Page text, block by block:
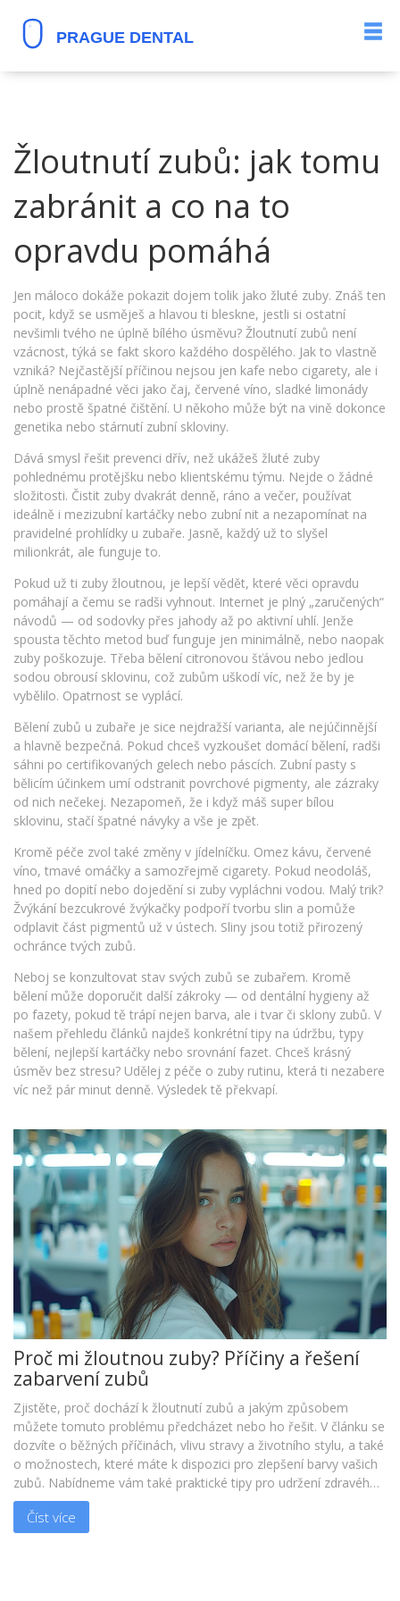
Žloutnutí zubů: jak tomu
zabránit a co na to
opravdu pomáhá
Jen máloco dokáže pokazit dojem tolik jako žluté zuby. Znáš ten
pocit, když se usměješ a hlavou ti bleskne, jestli si ostatní
nevšimli tvého ne úplně bílého úsměvu? Žloutnutí zubů není
vzácnost, týká se fakt skoro každého dospělého. Jak to vlastně
vzniká? Nejčastější příčinou nejsou jen kafe nebo cigarety, ale i
úplně nenápadné věci jako čaj, červené víno, sladké limonády
nebo prostě špatné čištění. U někoho může být na vině dokonce
genetika nebo stárnutí zubní skloviny.
Dává smysl řešit prevenci dřív, než ukážeš žluté zuby
pohlednému protějšku nebo klientskému týmu. Nejde o žádné
složitosti. Čistit zuby dvakrát denně, ráno a večer, používat
ideálně i mezizubní kartáčky nebo zubní nit a nezapomínat na
pravidelné prohlídky u zubaře. Jasně, každý už to slyšel
milionkrát, ale funguje to.
Pokud už ti zuby žloutnou, je lepší vědět, které věci opravdu
pomáhají a čemu se radši vyhnout. Internet je plný „zaručených“
návodů — od sodovky přes jahody až po aktivní uhlí. Jenže
spousta těchto metod buď funguje jen minimálně, nebo naopak
zuby poškozuje. Třeba bělení citronovou šťávou nebo jedlou
sodou obrousí sklovinu, což zubům uškodí víc, než že by je
vybělilo. Opatrnost se vyplácí.
Bělení zubů u zubaře je sice nejdražší varianta, ale nejúčinnější
a hlavně bezpečná. Pokud chceš vyzkoušet domácí bělení, radši
sáhni po certifikovaných gelech nebo páscích. Zubní pasty s
bělicím účinkem umí odstranit povrchové pigmenty, ale zázraky
od nich nečekej. Nezapomeň, že i když máš super bílou
sklovinu, stačí špatné návyky a vše je zpět.
Kromě péče zvol také změny v jídelníčku. Omez kávu, červené
víno, tmavé omáčky a samozřejmě cigarety. Pokud neodoláš,
hned po dopití nebo dojedění si zuby vypláchni vodou. Malý trik?
Žvýkání bezcukrové žvýkačky podpoří tvorbu slin a pomůže
odplavit část pigmentů už v ústech. Sliny jsou totiž přirozený
ochránce tvých zubů.
Neboj se konzultovat stav svých zubů se zubařem. Kromě
bělení může doporučit další zákroky — od dentální hygieny až
po fazety, pokud tě trápí nejen barva, ale i tvar či sklony zubů. V
našem přehledu článků najdeš konkrétní tipy na údržbu, typy
bělení, nejlepší kartáčky nebo srovnání fazet. Chceš krásný
úsměv bez stresu? Udělej z péče o zuby rutinu, která ti nezabere
víc než pár minut denně. Výsledek tě překvapí.
Proč mi žloutnou zuby? Příčiny a řešení
zabarvení zubů
Zjistěte, proč dochází k žloutnutí zubů a jakým způsobem
můžete tomuto problému předcházet nebo ho řešit. V článku se
dozvíte o běžných příčinách, vlivu stravy a životního stylu, a také
o možnostech, které máte k dispozici pro zlepšení barvy vašich
zubů. Nabídneme vám také praktické tipy pro udržení zdravého
úsměvu.
Číst více